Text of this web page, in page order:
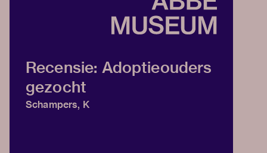
Recensie: Adoptieouders
gezocht
Schampers, K